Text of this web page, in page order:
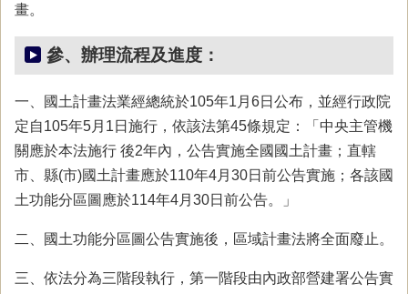
畫。
參、辦理流程及進度：
一、國土計畫法業經總統於105年1月6日公布，並經行政院
定自105年5月1日施行，依該法第45條規定：「中央主管機
關應於本法施行 後2年內，公告實施全國國土計畫；直轄
市、縣(市)國土計畫應於110年4月30日前公告實施；各該國
土功能分區圖應於114年4月30日前公告。」
二、國土功能分區圖公告實施後，區域計畫法將全面廢止。
三、依法分為三階段執行，第一階段由內政部營建署公告實